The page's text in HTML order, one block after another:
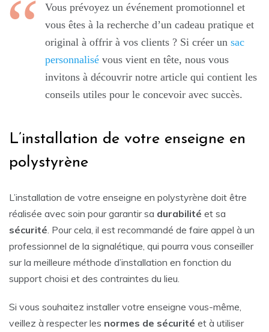
Vous prévoyez un événement promotionnel et
vous êtes à la recherche d’un cadeau pratique et
original à offrir à vos clients ? Si créer un sac
personnalisé vous vient en tête, nous vous
invitons à découvrir notre article qui contient les
conseils utiles pour le concevoir avec succès.
L’installation de votre enseigne en
polystyrène
L’installation de votre enseigne en polystyrène doit être
réalisée avec soin pour garantir sa durabilité et sa
sécurité . Pour cela, il est recommandé de faire appel à un
professionnel de la signalétique, qui pourra vous conseiller
sur la meilleure méthode d’installation en fonction du
support choisi et des contraintes du lieu.
Si vous souhaitez installer votre enseigne vous-même,
veillez à respecter les normes de sécurité et à utiliser